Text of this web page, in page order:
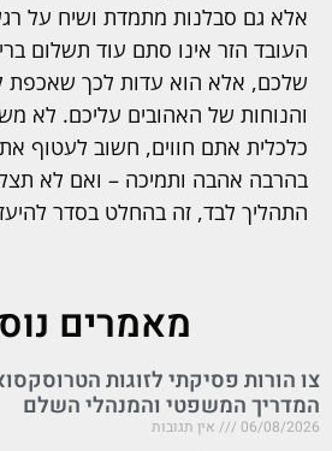
אלא גם סבלנות מתמדת ושיח על
העובד הזר אינו סתם עוד תשלום
שלכם, אלא הוא עדות לכך שאכפת
והנוחות של האהובים עליכם. לא
כלכלית אתם חווים, חשוב לעטוף
בהרבה אהבה ותמיכה – ואם לא
התהליך לבד, זה בהחלט בסדר
מאמרים
צו הורות פסיקתי לזוגות
המדריך המשפטי והמנהלי השלם
06/08/2026 אין תגובות